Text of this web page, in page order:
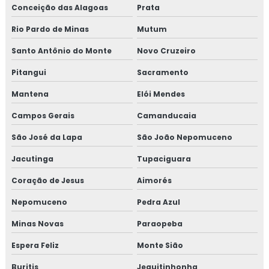
Treinamento em auditoria interna
Treinamento em auditoria interna da norma FSSC 22000
Treinamento em avaliação de fornecedores
Treinamento em boas práticas em laboratórios
Treinamento em certificação GMP+2020
Treinamento em controle de alergênicos
Treinamento para coordenadores de equipes de melhoria
Conceição das Alagoas Prata
Rio Pardo de Minas Mutum
Santo Antônio do Monte Novo Cruzeiro
Pitangui Sacramento
Mantena Elói Mendes
Campos Gerais Camanducaia
São José da Lapa São João Nepomuceno
Jacutinga Tupaciguara
Coração de Jesus Aimorés
Nepomuceno Pedra Azul
Minas Novas Paraopeba
Espera Feliz Monte Sião
Buritis Jequitinhonha